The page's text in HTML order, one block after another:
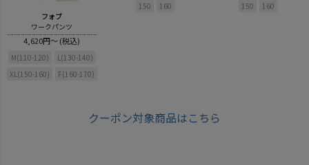
フォブ
ワークパンツ
4,620円～ (税込)
M(110-120)
L(130-140)
XL(150-160)
F(160-170)
150
160
150
160
クーポン対象商品はこちら